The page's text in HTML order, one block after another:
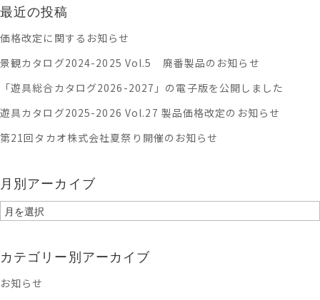
最近の投稿
価格改定に関するお知らせ
景観カタログ2024-2025 Vol.5 廃番製品のお知らせ
「遊具総合カタログ2026-2027」の電子版を公開しました
遊具カタログ2025-2026 Vol.27 製品価格改定のお知らせ
第21回タカオ株式会社夏祭り開催のお知らせ
月別アーカイブ
月
ア
カ
カテゴリー別アーカイブ
お知らせ